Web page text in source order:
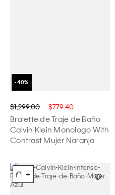
$1,299.00 $779.40
Bralette de Traje de Baño
Calvin Klein Monologo With
Contrast Mujer Naranja
+